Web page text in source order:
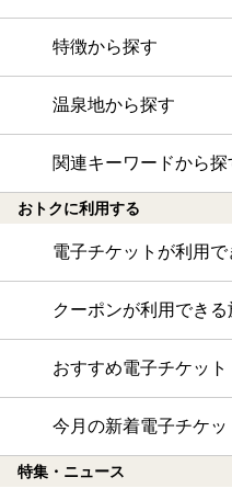
特徴から探す
温泉地から探す
関連キーワードから探
おトクに利用する
電子チケットが利用
クーポンが利用できる
おすすめ電子チケッ
今月の新着電子チケ
特集・ニュース